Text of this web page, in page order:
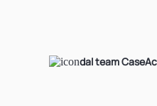
dal team